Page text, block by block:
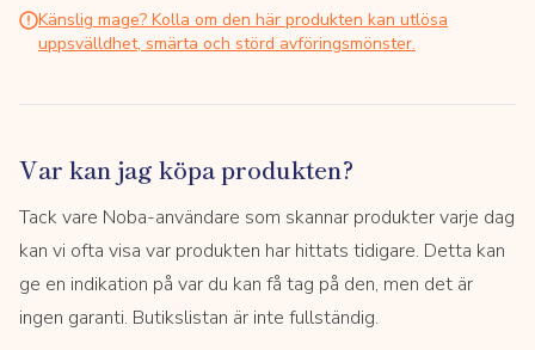
Känslig mage? Kolla om den här produkten kan utlösa
uppsvälldhet, smärta och störd avföringsmönster.
Var kan jag köpa produkten?
Tack vare Noba-användare som skannar produkter varje dag
kan vi ofta visa var produkten har hittats tidigare. Detta kan
ge en indikation på var du kan få tag på den, men det är
ingen garanti. Butikslistan är inte fullständig.